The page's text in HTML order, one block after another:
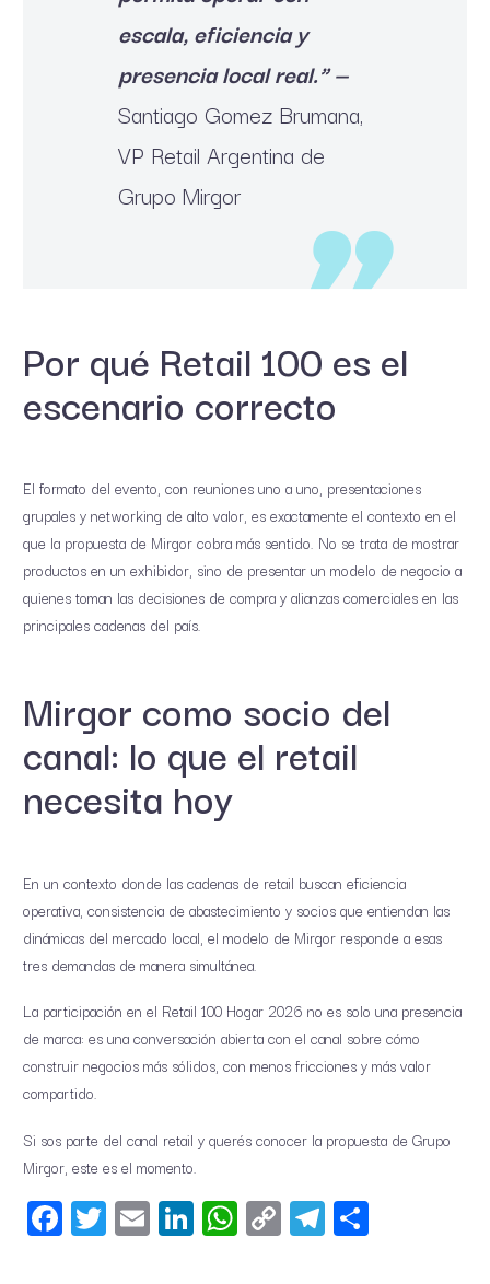
escala, eficiencia y
presencia local real.” —
Santiago Gomez Brumana,
VP Retail Argentina de
Grupo Mirgor
Por qué Retail 100 es el
escenario correcto
El formato del evento, con reuniones uno a uno, presentaciones
grupales y networking de alto valor, es exactamente el contexto en el
que la propuesta de Mirgor cobra más sentido. No se trata de mostrar
productos en un exhibidor, sino de presentar un modelo de negocio a
quienes toman las decisiones de compra y alianzas comerciales en las
principales cadenas del país.
Mirgor como socio del
canal: lo que el retail
necesita hoy
En un contexto donde las cadenas de retail buscan eficiencia
operativa, consistencia de abastecimiento y socios que entiendan las
dinámicas del mercado local, el modelo de Mirgor responde a esas
tres demandas de manera simultánea.
La participación en el Retail 100 Hogar 2026 no es solo una presencia
de marca: es una conversación abierta con el canal sobre cómo
construir negocios más sólidos, con menos fricciones y más valor
compartido.
Si sos parte del canal retail y querés conocer la propuesta de Grupo
Mirgor, este es el momento.
Facebook
Twitter
EmailLinkedIn
WhatsApp
CopyTelegram